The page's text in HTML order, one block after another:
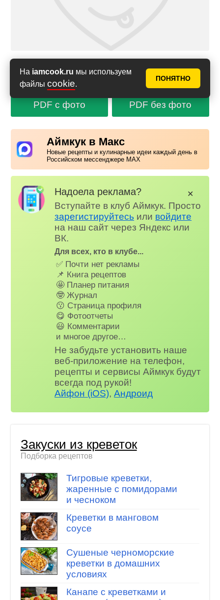
На iamcook.ru мы используем
файлы cookie.
ПОНЯТНО
Сообщить об ошибке в рецепте
PDF с фото PDF без фото
Аймкук в Макс
Новые рецепты и кулинарные идеи каждый день в
Российском мессенджере MAX
Надоела реклама?
Вступайте в клуб Аймкук. Просто
зарегистируйтесь или войдите
на наш сайт через Яндекс или
ВК.
Для всех, кто в клубе...
✅ Почти нет рекламы
📌 Книга рецептов
🤩 Планер питания
🤓 Журнал
😗 Страница профиля
😋 Фотоотчеты
😃 Комментарии
и многое другое…
Не забудьте установить наше
веб-приложение на телефон,
рецепты и сервисы Аймкук будут
всегда под рукой!
Айфон (iOS),Андроид
✕
Закуски из креветок
Подборка рецептов
Тигровые креветки,
жаренные с помидорами
и чесноком
Креветки в манговом
соусе
Сушеные черноморские
креветки в домашних
условиях
Канапе с креветками и